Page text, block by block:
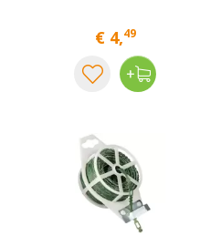
€ 4,49